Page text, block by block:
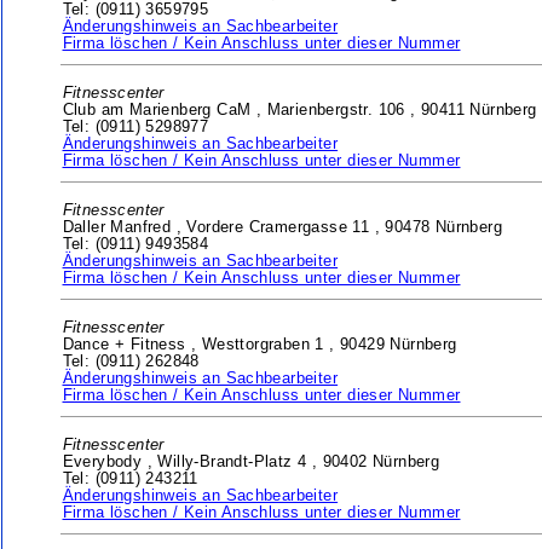
Tel: (0911) 3659795
Änderungshinweis an Sachbearbeiter
Firma löschen / Kein Anschluss unter dieser Nummer
Fitnesscenter
Club am Marienberg CaM , Marienbergstr. 106 , 90411 Nürnberg
Tel: (0911) 5298977
Änderungshinweis an Sachbearbeiter
Firma löschen / Kein Anschluss unter dieser Nummer
Fitnesscenter
Daller Manfred ,Vordere Cramergasse 11 ,90478 Nürnberg
Tel: (0911) 9493584
Änderungshinweis an Sachbearbeiter
Firma löschen / Kein Anschluss unter dieser Nummer
Fitnesscenter
Dance + Fitness , Westtorgraben 1 , 90429 Nürnberg
Tel: (0911) 262848
Änderungshinweis an Sachbearbeiter
Firma löschen / Kein Anschluss unter dieser Nummer
Fitnesscenter
Everybody ,Willy-Brandt-Platz 4 , 90402 Nürnberg
Tel: (0911) 243211
Änderungshinweis an Sachbearbeiter
Firma löschen / Kein Anschluss unter dieser Nummer